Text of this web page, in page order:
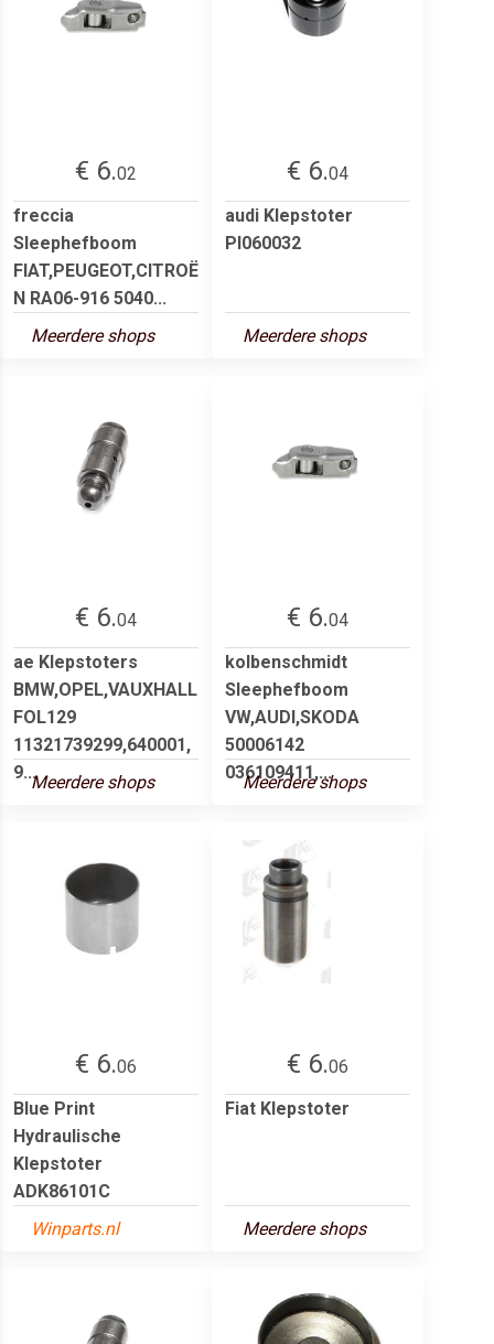
€ 6.02
freccia
Sleephefboom
FIAT,PEUGEOT,CITROË
N RA06-916 5040...
Meerdere shops
€ 6.04
audi Klepstoter
PI060032
Meerdere shops
€ 6.04
ae Klepstoters
BMW,OPEL,VAUXHALL
FOL129
11321739299,640001,
9...Meerdere shops
€ 6.04
kolbenschmidt
Sleephefboom
VW,AUDI,SKODA
50006142
036109411,...
Meerdere shops
€ 6.06
Blue Print
Hydraulische
Klepstoter
ADK86101C
Winparts.nl
€ 6.06
Fiat Klepstoter
Meerdere shops